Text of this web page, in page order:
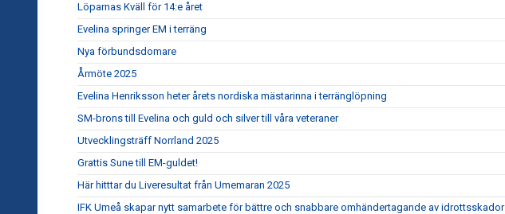
Löparnas Kväll för 14:e året
Evelina springer EM i terräng
Nya förbundsdomare
Årmöte 2025
Evelina Henriksson heter årets nordiska mästarinna i terränglöpning
SM-brons till Evelina och guld och silver till våra veteraner
Utvecklingsträff Norrland 2025
Grattis Sune till EM-guldet!
Här hitttar du Liveresultat från Umemaran 2025
IFK Umeå skapar nytt samarbete för bättre och snabbare omhändertagande av idrottsskador